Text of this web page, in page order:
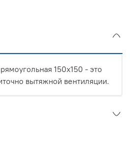
150x150 - это
вытяжной вентиляции.